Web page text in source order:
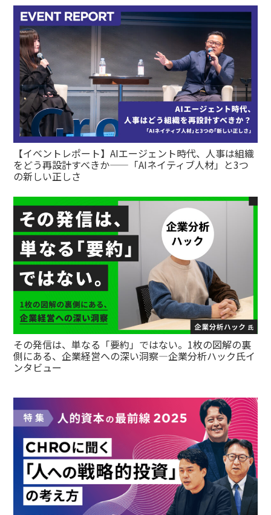
【イベントレポート】AIエージェント時代、人事は組織
をどう再設計すべきか——「AIネイティブ人材」と3つ
の新しい正しさ
その発信は、単なる「要約」ではない。1枚の図解の裏
側にある、企業経営への深い洞察—企業分析ハック氏イ
ンタビュー